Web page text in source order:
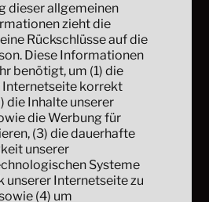
dieser allgemeinen
zieht die
Rückschlüsse auf die
Diese Informationen
benötigt, um (1) die
Internetseite korrekt
die Inhalte unserer
die Werbung für
(3) die dauerhafte
unserer
Systeme
unserer Internetseite zu
(4) um